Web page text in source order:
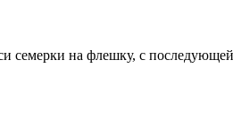
семерки на флешку, с